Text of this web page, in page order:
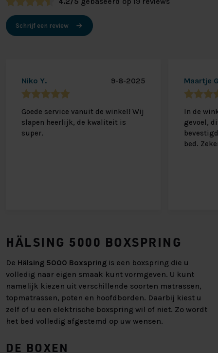
Schrijf een review
Niko Y. 9-8-2025
Goede service vanuit de winkel! Wij
slapen heerlijk, de kwaliteit is
super.
Maartje
In de
gevoel,
bed.
HÄLSING 5000 BOXSPRING
De Hälsing 5000 Boxspring is een boxspring die u
volledig naar eigen smaak kunt vormgeven. U kunt
namelijk kiezen uit verschillende soorten matrassen,
topmatrassen, poten en hoofdborden. Daarbij kiest u
zelf of u een elektrische boxspring wil of niet. Zo wordt
het bed volledig afgestemd op uw wensen.
DE BOXEN